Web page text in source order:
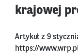
krajowej
Artykuł z 9
https://